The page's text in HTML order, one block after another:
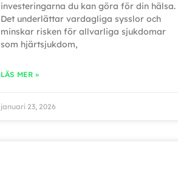
investeringarna du kan göra för din hälsa.
Det underlättar vardagliga sysslor och
minskar risken för allvarliga sjukdomar
som hjärtsjukdom,
LÄS MER »
januari 23, 2026